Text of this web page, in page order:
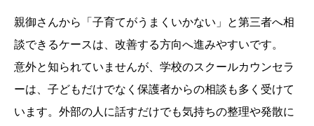
親御さんから「子育てがうまくいかない」と第三者へ相
談できるケースは、改善する方向へ進みやすいです。
意外と知られていませんが、学校のスクールカウンセラ
ーは、子どもだけでなく保護者からの相談も多く受けて
います。外部の人に話すだけでも気持ちの整理や発散に